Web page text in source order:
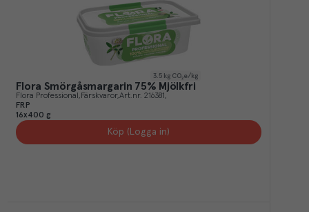
3.5 kg CO₂e/kg
Flora Smörgåsmargarin 75% Mjölkfri
Flora Professional Färskvaror Art.nr. 216381
FRP
16x400 g
Köp (Logga in)